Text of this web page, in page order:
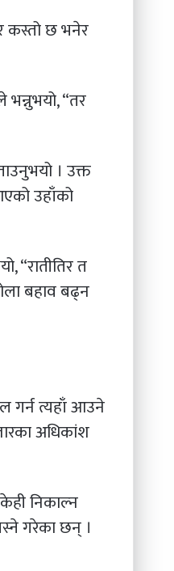
कस्तो छ भनेर
“तर
। उक्त
उहाँको
“रातीतिर त
बहाव बढ्न
गर्न त्यहाँ आउने
अधिकांश
निकाल्न
गरेका छन् ।